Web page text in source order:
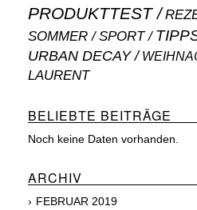
PRODUKTTEST
SOMMER SPORT
URBAN DECAY
LAURENT
BELIEBTE BEITRÄGE
Noch keine Daten vorhanden.
ARCHIV
FEBRUAR 2019